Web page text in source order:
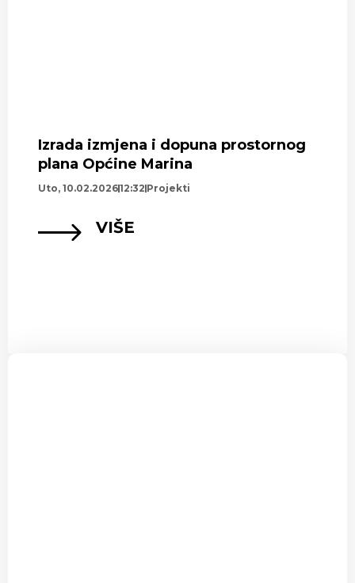
Izrada izmjena i dopuna prostornog
plana Općine Marina
Uto, 10.02.202612:32 Projekti
VIŠE